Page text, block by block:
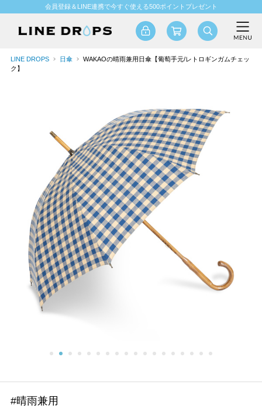
会員登録＆LINE連携で今すぐ使える500ポイントプレゼント
LINE DROPS 日傘
WAKAOの晴雨兼用日傘【葡萄手元/レトロギンガムチェッ
ク】
#晴雨兼用